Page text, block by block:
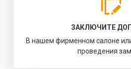
ЗАКЛЮЧИТЕ
В нашем фирменном салоне
проведения